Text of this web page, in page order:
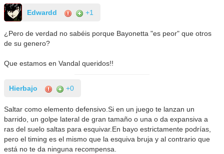
Edwardd +1
¿Pero de verdad no sabéis porque Bayonetta "es peor" que otros
de su genero?
Que estamos en Vandal queridos!!
Hierbajo +0
Saltar como elemento defensivo.Si en un juego te lanzan un
barrido, un golpe lateral de gran tamaño o una o da expansiva a
ras del suelo saltas para esquivar.En bayo estrictamente podrías,
pero el timing es el mismo que la esquiva bruja y al contrario que
está no te da ninguna recompensa.